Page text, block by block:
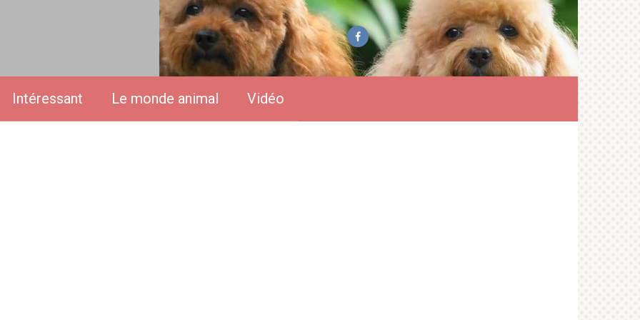
Intéressant Le monde animal Vidéo